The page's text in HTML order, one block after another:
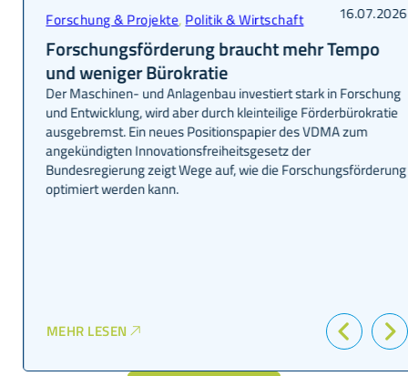
Forschungsförderung braucht mehr Tempo
und weniger Bürokratie
Der Maschinen- und Anlagenbau investiert stark in Forschung
und Entwicklung, wird aber durch kleinteilige Förderbürokratie
ausgebremst. Ein neues Positionspapier des VDMA zum
angekündigten Innovationsfreiheitsgesetz der
Bundesregierung zeigt Wege auf, wie die Forschungsförderung
optimiert werden kann.
Forschung & Projekte, Politik & Wirtschaft 16.07.2026
MEHR LESEN